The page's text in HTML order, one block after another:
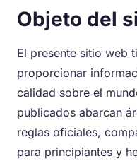
Objeto del
El presente sitio web
proporcionar
calidad sobre el
publicados abarcan
reglas oficiales,
para principiantes y